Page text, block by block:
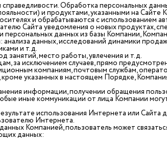
Обработка персональных
и продуктами, указанными на
и обрабатываются с использованием
Сайта уведомления о новых продуктах,
данных из базы Компании,
данных, исследований динамики
и т.д.
занятий, место работы, увлечения и т.д.
за исключением случаев, прямо
компаниям, почтовым службам,
указанных в настоящем Порядке,
информации, получении обращения
иные коммуникации от лица Компании
использования Интернета или
Интернета.
Компанией, пользователь может
данных: